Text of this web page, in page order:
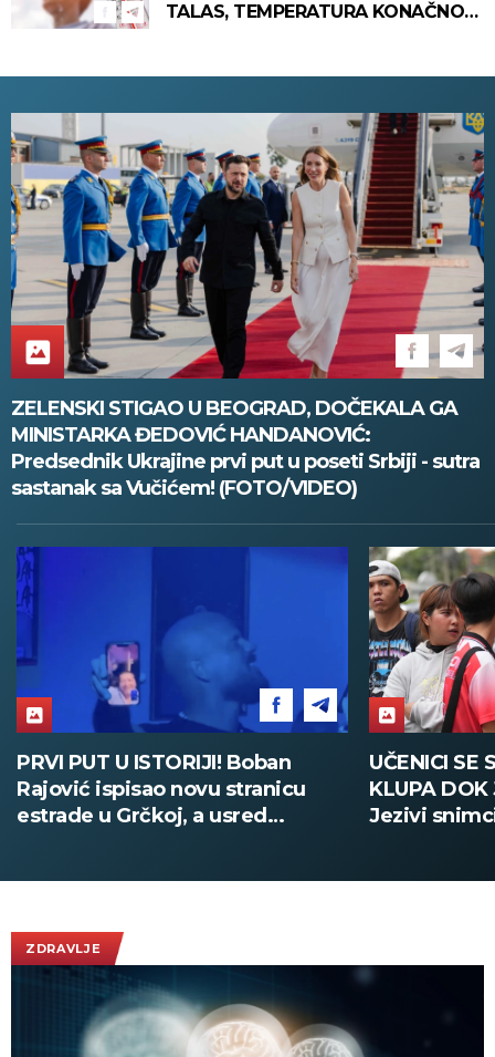
TALAS, TEMPERATURA KONAČNO
ZELENSKI STIGAO U BEOGRAD, DOČEKALA GA
MINISTARKA ĐEDOVIĆ HANDANOVIĆ:
Predsednik Ukrajine prvi put u poseti Srbiji - sutra
sastanak sa Vučićem! (FOTO/VIDEO)
PRVI PUT U ISTORIJI! Boban
Rajović ispisao novu stranicu
estrade u Grčkoj, a usred
UČENICI SE
KLUPA DOK
Jezivi
ZDRAVLJE